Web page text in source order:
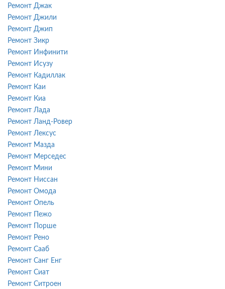
Ремонт Джак
Ремонт Джили
Ремонт Джип
Ремонт Зикр
Ремонт Инфинити
Ремонт Исузу
Ремонт Кадиллак
Ремонт Каи
Ремонт Киа
Ремонт Лада
Ремонт Ланд-Ровер
Ремонт Лексус
Ремонт Мазда
Ремонт Мерседес
Ремонт Мини
Ремонт Ниссан
Ремонт Омода
Ремонт Опель
Ремонт Пежо
Ремонт Порше
Ремонт Рено
Ремонт Сааб
Ремонт Санг Енг
Ремонт Сиат
Ремонт Ситроен